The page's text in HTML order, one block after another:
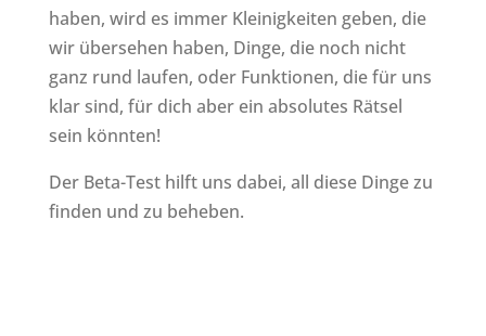
haben, wird es immer Kleinigkeiten geben, die
wir übersehen haben, Dinge, die noch nicht
ganz rund laufen, oder Funktionen, die für uns
klar sind, für dich aber ein absolutes Rätsel
sein könnten!
Der Beta-Test hilft uns dabei, all diese Dinge zu
finden und zu beheben.